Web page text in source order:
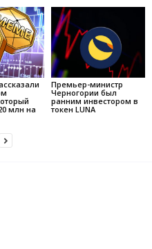
млн на
Премьер-министр
Черногории был
ранним инвестором в
токен LUNA